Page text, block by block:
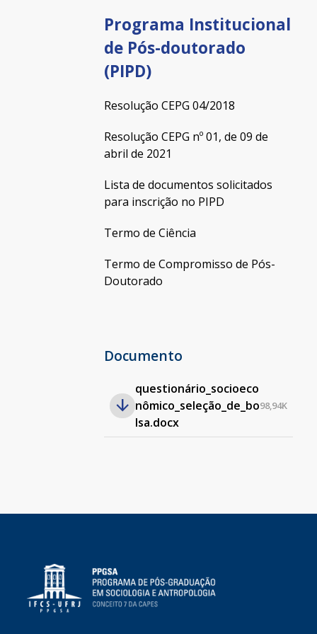
Programa Institucional
de Pós-doutorado
(PIPD)
Resolução CEPG 04/2018
Resolução CEPG nº 01, de 09 de
abril de 2021
Lista de documentos solicitados
para inscrição no PIPD
Termo de Ciência
Termo de Compromisso de Pós-
Doutorado
Documento
questionário_socioeco
nômico_seleção_de_bo
lsa.docx
98,94K